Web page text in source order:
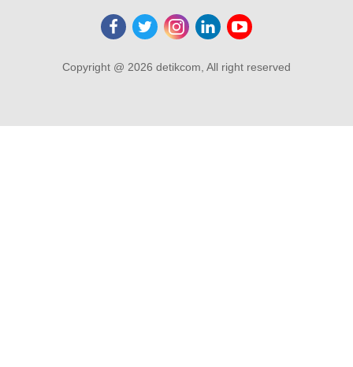
Copyright @ 2026 detikcom, All right reserved